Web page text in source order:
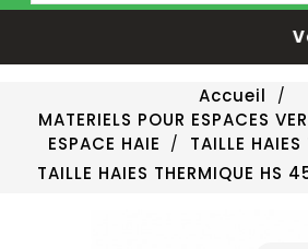
Accueil
MATERIELS POUR ESPACES
ESPACE HAIE
TAILLE HAIES
TAILLE HAIES THERMIQUE HS